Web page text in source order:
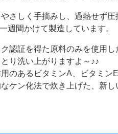
しく手摘みし、過熱せず圧
間かけて製造しています。
認証を得た原料のみを使用
り洗い上がりますよ～♪♪
のあるビタミンA、ビタミ
ケン化法で炊き上げた、新し